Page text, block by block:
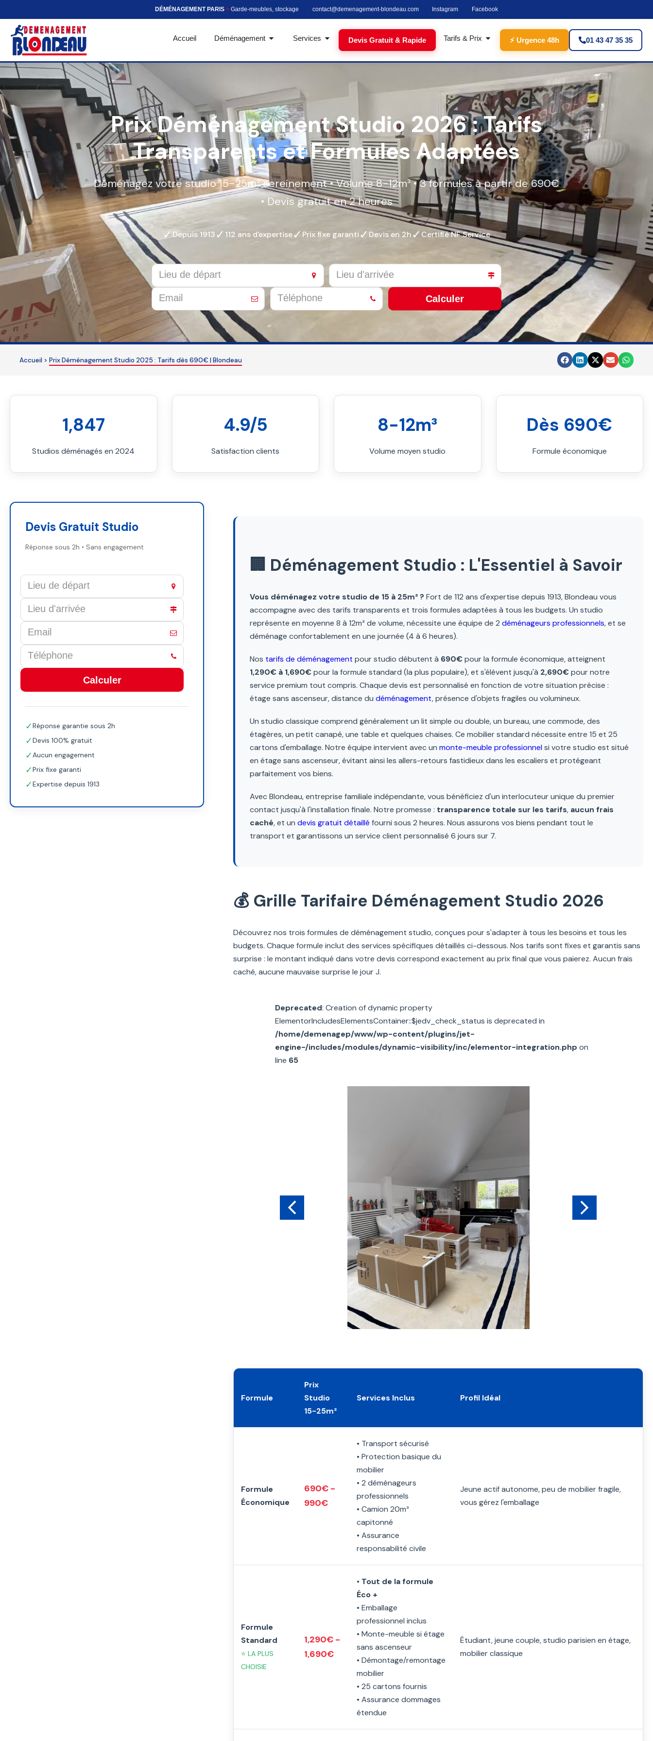
DÉMÉNAGEMENT PARIS> Garde-meubles, stockage contact@demenagement-blondeau.com Instagram Facebook
Accueil Déménagement Services Devis Gratuit & Rapide Tarifs & Prix ⚡ Urgence 48h 01 43 47 35 35
Prix Déménagement Studio 2026 : Tarifs
Transparents et Formules Adaptées
Déménagez votre studio 15-25m² sereinement • Volume 8-12m³ • 3 formules à partir de 690€
• Devis gratuit en 2 heures
✓Depuis 1913✓ 112 ans d'expertise✓ Prix fixe garanti✓ Devis en 2h✓ Certifié NF Service
Calculer
This
should
be
Accueil > Prix Déménagement Studio 2025 : Tarifs dès 690€ | Blondeau
1,847
Studios déménagés en 2024
4.9/5
Satisfaction clients
8-12m³
Volume moyen studio
Dès 690€
Formule économique
Devis Gratuit Studio
Réponse sous 2h • Sans engagement
Calculer
should
be
left
blank
✓Réponse garantie sous 2h
✓Devis 100% gratuit
✓Aucun engagement
✓Prix fixe garanti
✓Expertise depuis 1913
🏢 Déménagement Studio : L'Essentiel à Savoir
Vous déménagez votre studio de 15 à 25m² ? Fort de 112 ans d'expertise depuis 1913, Blondeau vous
accompagne avec des tarifs transparents et trois formules adaptées à tous les budgets. Un studio
représente en moyenne 8 à 12m³ de volume, nécessite une équipe de 2 déménageurs professionnels, et se
déménage confortablement en une journée (4 à 6 heures).
Nos tarifs de déménagement pour studio débutent à 690€ pour la formule économique, atteignent
1,290€ à 1,690€ pour la formule standard (la plus populaire), et s'élèvent jusqu'à 2,690€ pour notre
service premium tout compris. Chaque devis est personnalisé en fonction de votre situation précise :
étage sans ascenseur, distance du déménagement, présence d'objets fragiles ou volumineux.
Un studio classique comprend généralement un lit simple ou double, un bureau, une commode, des
étagères, un petit canapé, une table et quelques chaises. Ce mobilier standard nécessite entre 15 et 25
cartons d'emballage. Notre équipe intervient avec un monte-meuble professionnelsi votre studio est situé
en étage sans ascenseur, évitant ainsi les allers-retours fastidieux dans les escaliers et protégeant
parfaitement vos biens.
Avec Blondeau, entreprise familiale indépendante, vous bénéficiez d'un interlocuteur unique du premier
contact jusqu'à l'installation finale. Notre promesse : transparence totale sur les tarifs, aucun frais
caché, et un devis gratuit détaillé fourni sous 2 heures. Nous assurons vos biens pendant tout le
transport et garantissons un service client personnalisé 6 jours sur 7.
💰 Grille Tarifaire Déménagement Studio 2026
Découvrez nos trois formules de déménagement studio, conçues pour s'adapter à tous les besoins et tous les
budgets. Chaque formule inclut des services spécifiques détaillés ci-dessous. Nos tarifs sont fixes et garantis sans
surprise : le montant indiqué dans votre devis correspond exactement au prix final que vous paierez. Aucun frais
caché, aucune mauvaise surprise le jour J.
Deprecated: Creation of dynamic property
ElementorIncludesElementsContainer::$jedv_check_status is deprecated in
/home/demenagep/www/wp-content/plugins/jet-
engine-/includes/modules/dynamic-visibility/inc/elementor-integration.php on
line 65
Formule
Prix
Studio
15-25m²
Services Inclus Profil Idéal
Formule
Économique
690€ -
990€
• Transport sécurisé
• Protection basique du
mobilier
• 2 déménageurs
professionnels
• Camion 20m³
capitonné
• Assurance
responsabilité civile
Jeune actif autonome, peu de mobilier fragile,
vous gérez l'emballage
Formule
Standard
⭐ LA PLUS
CHOISIE
1,290€ -
1,690€
• Tout de la formule
Éco +
• Emballage
professionnel inclus
• Monte-meuble si étage
sans ascenseur
• Démontage/remontage
mobilier
• 25 cartons fournis
• Assurance dommages
étendue
Étudiant, jeune couple, studio parisien en étage,
mobilier classique